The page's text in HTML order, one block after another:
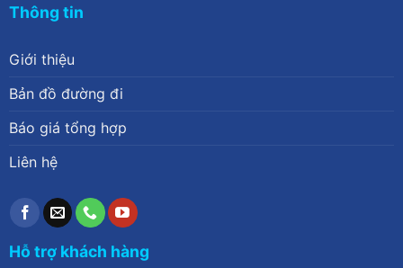
Thông tin
Giới thiệu
Bản đồ đường đi
Báo giá tổng hợp
Liên hệ
Hỗ trợ khách hàng